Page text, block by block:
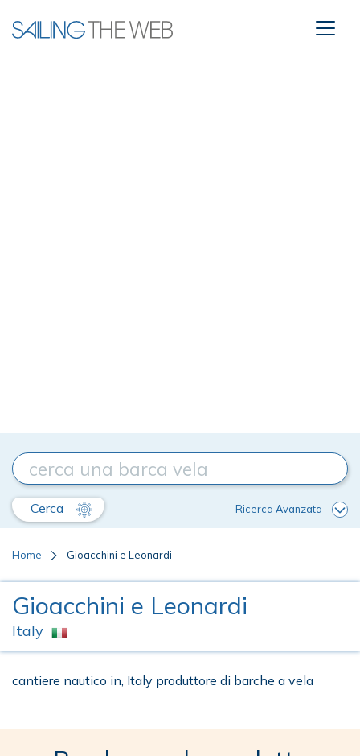
Cerca Ricerca Avanzata
Home Gioacchini e Leonardi
Gioacchini e Leonardi
Italy
cantiere nautico in, Italy produttore di barche a vela